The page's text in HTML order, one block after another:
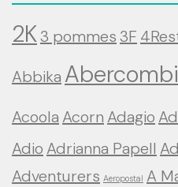
2K3 pommes3F
Abbika
Acoola Acorn Adagio
Adio Adrianna Papell
Adventurers Aeropostal A